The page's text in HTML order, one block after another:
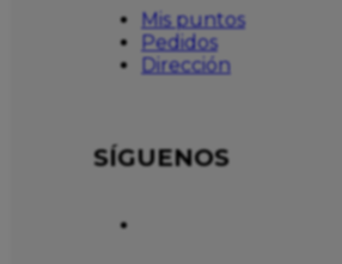
Mis puntos
Pedidos
Dirección
SÍGUENOS